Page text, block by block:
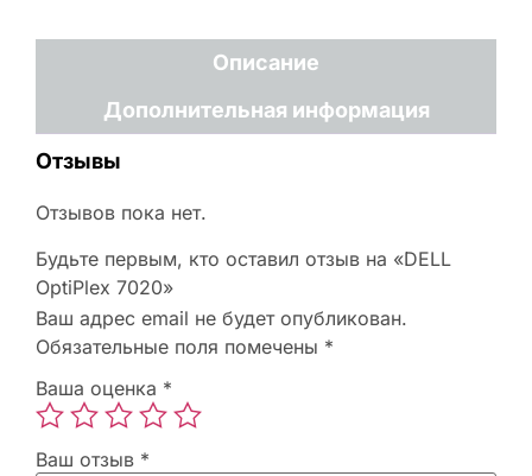
Описание
Дополнительная информация
Отзывы
Отзывов пока нет.
Будьте первым, кто оставил отзыв на «DELL
OptiPlex 7020»
Ваш адрес email не будет опубликован.
Обязательные поля помечены *
Ваша оценка *
Ваш отзыв *